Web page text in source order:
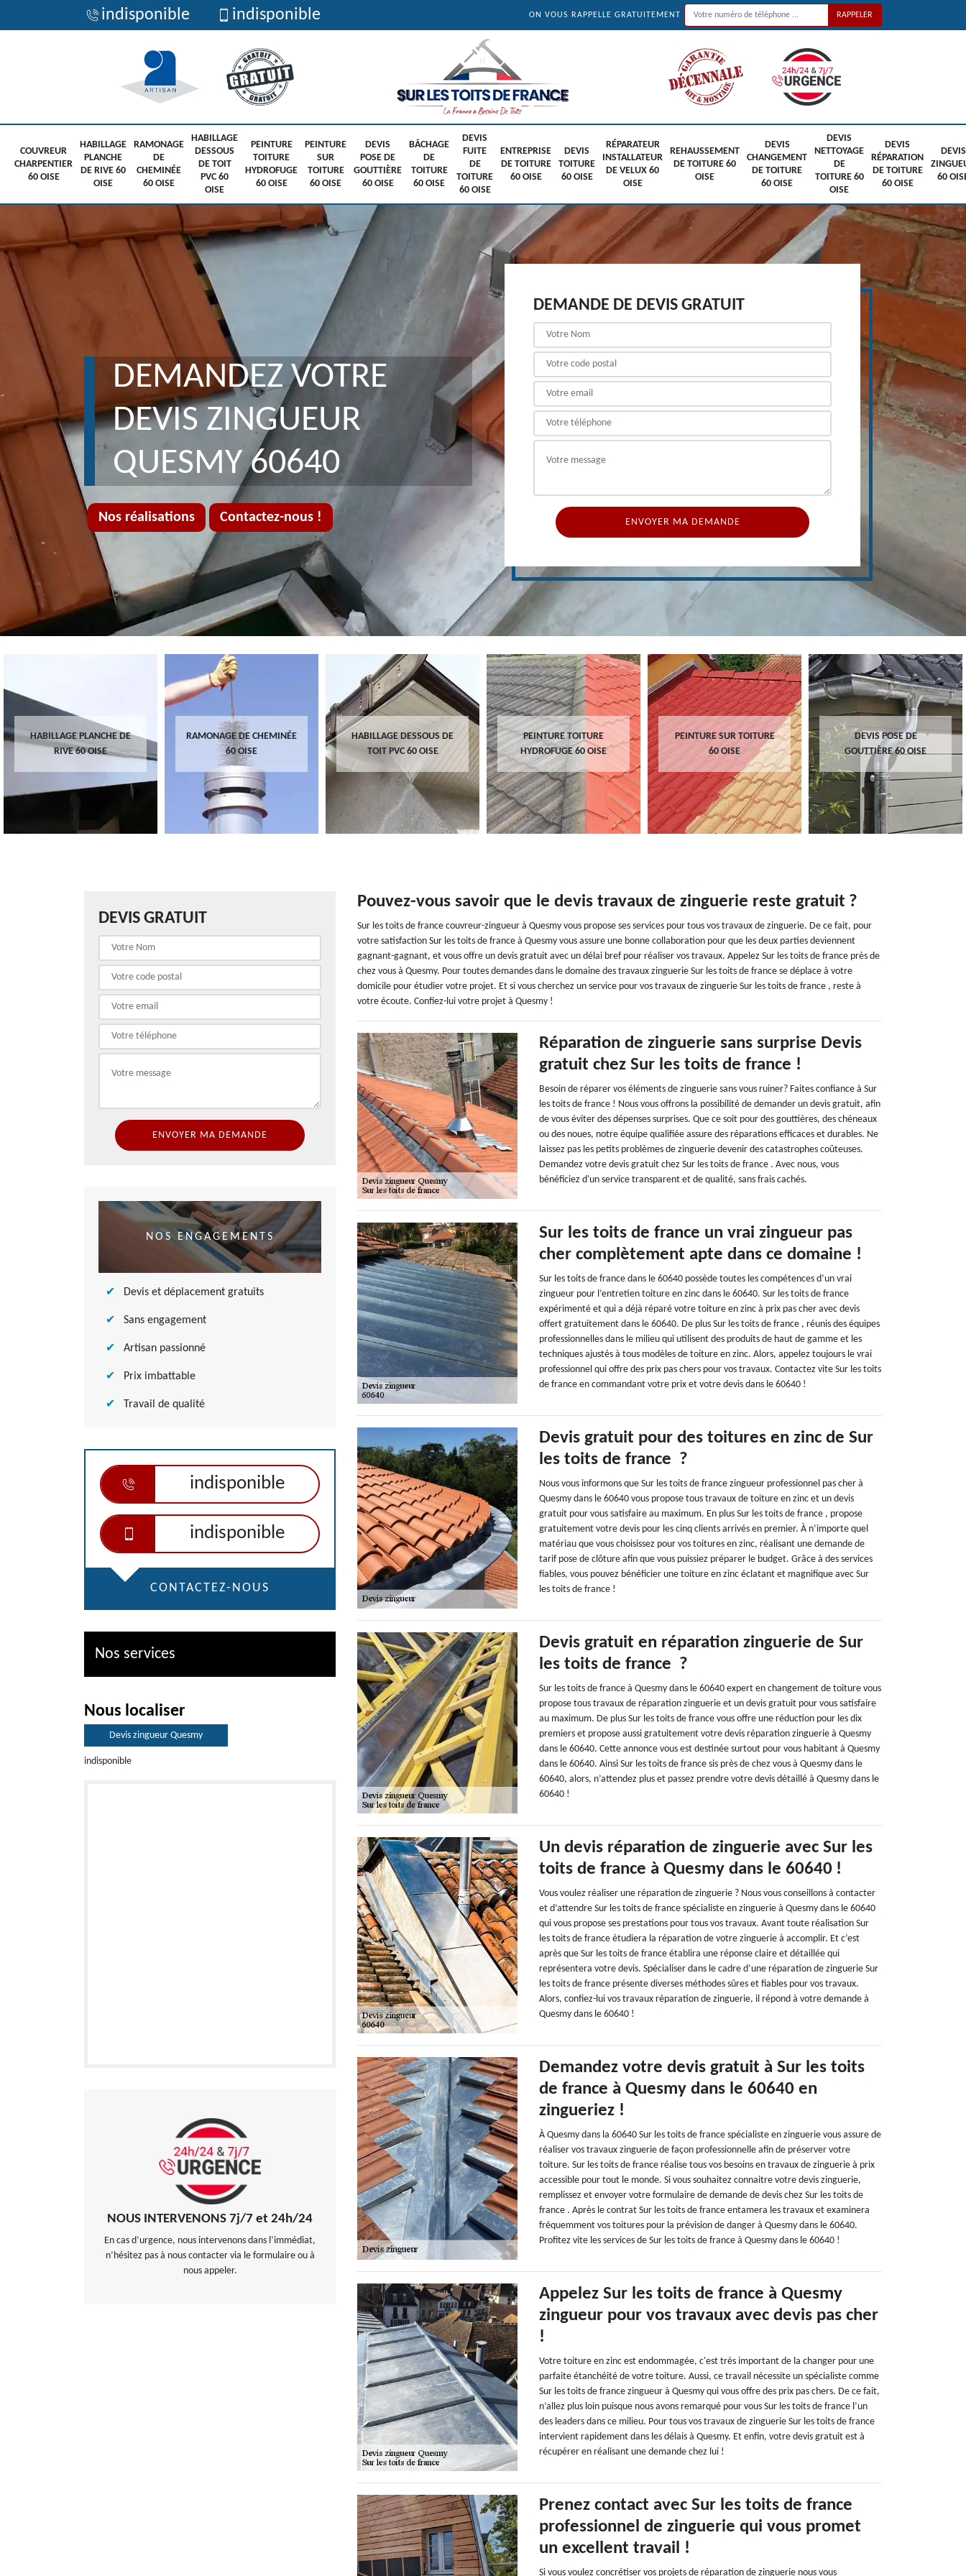
indisponible indisponible ON VOUS RAPPELLE GRATUITEMENT
COUVREUR
CHARPENTIER
60 OISE
HABILLAGE
PLANCHE
DE RIVE 60
OISE
RAMONAGE
DE
CHEMINÉE
60 OISE
HABILLAGE
DESSOUS
DE TOIT
PVC 60
OISE
PEINTURE
TOITURE
HYDROFUGE
60 OISE
PEINTURE
SUR
TOITURE
60 OISE
DEVIS
POSE DE
GOUTTIÈRE
60 OISE
BÂCHAGE
DE
TOITURE
60 OISE
DEVIS
FUITE
DE
TOITURE
60 OISE
ENTREPRISE
DE TOITURE
60 OISE
DEVIS
TOITURE
60 OISE
RÉPARATEUR
INSTALLATEUR
DE VELUX 60
OISE
REHAUSSEMENT
DE TOITURE 60
OISE
DEVIS
CHANGEMENT
DE TOITURE
60 OISE
DEVIS
NETTOYAGE
DE
TOITURE 60
OISE
DEVIS
RÉPARATION
DE TOITURE
60 OISE
DEVIS
60
Nos réalisations Contactez-nous !
DEMANDEZ VOTRE
DEVIS ZINGUEUR
QUESMY 60640
DEMANDE DE DEVIS GRATUIT
HABILLAGE PLANCHE DE
RIVE 60 OISE
RAMONAGE DE CHEMINÉE
60 OISE
HABILLAGE DESSOUS DE
TOIT PVC 60 OISE
PEINTURE TOITURE
HYDROFUGE 60 OISE
PEINTURE SUR TOITURE
60 OISE
DEVIS POSE DE
GOUTTIÈRE 60 OISE
DEVIS GRATUIT
NOS ENGAGEMENTS
Devis et déplacement gratuits
Sans engagement
Artisan passionné
Prix imbattable
Travail de qualité
indisponible
indisponible
CONTACTEZ-NOUS
Nos services
Nous localiser
Devis zingueur Quesmy
indisponible
NOUS INTERVENONS 7j/7 et 24h/24
En cas d’urgence, nous intervenons dans l’immédiat,
n’hésitez pas à nous contacter via le formulaire ou à
nous appeler.
Pouvez-vous savoir que le devis travaux de zinguerie reste gratuit ?
Sur les toits de france couvreur-zingueur à Quesmy vous propose ses services pour tous vos travaux de zinguerie. De ce fait, pour
votre satisfaction Sur les toits de france à Quesmy vous assure une bonne collaboration pour que les deux parties deviennent
gagnant-gagnant, et vous offre un devis gratuit avec un délai bref pour réaliser vos travaux. Appelez Sur les toits de france près de
chez vous à Quesmy. Pour toutes demandes dans le domaine des travaux zinguerie Sur les toits de france se déplace à votre
domicile pour étudier votre projet. Et si vous cherchez un service pour vos travaux de zinguerie Sur les toits de france , reste à
votre écoute. Confiez-lui votre projet à Quesmy !
Réparation de zinguerie sans surprise Devis
gratuit chez Sur les toits de france !
Besoin de réparer vos éléments de zinguerie sans vous ruiner? Faites confiance à Sur
les toits de france ! Nous vous offrons la possibilité de demander un devis gratuit, afin
de vous éviter des dépenses surprises. Que ce soit pour des gouttières, des chéneaux
ou des noues, notre équipe qualifiée assure des réparations efficaces et durables. Ne
laissez pas les petits problèmes de zinguerie devenir des catastrophes coûteuses.
Demandez votre devis gratuit chez Sur les toits de france . Avec nous, vous
bénéficiez d'un service transparent et de qualité, sans frais cachés.
Sur les toits de france un vrai zingueur pas
cher complètement apte dans ce domaine !
Sur les toits de france dans le 60640 possède toutes les compétences d’un vrai
zingueur pour l’entretien toiture en zinc dans le 60640. Sur les toits de france
expérimenté et qui a déjà réparé votre toiture en zinc à prix pas cher avec devis
offert gratuitement dans le 60640. De plus Sur les toits de france , réunis des équipes
professionnelles dans le milieu qui utilisent des produits de haut de gamme et les
techniques ajustés à tous modèles de toiture en zinc. Alors, appelez toujours le vrai
professionnel qui offre des prix pas chers pour vos travaux. Contactez vite Sur les toits
de france en commandant votre prix et votre devis dans le 60640 !
Devis gratuit pour des toitures en zinc de Sur
les toits de france ?
Nous vous informons que Sur les toits de france zingueur professionnel pas cher à
Quesmy dans le 60640 vous propose tous travaux de toiture en zinc et un devis
gratuit pour vous satisfaire au maximum. En plus Sur les toits de france , propose
gratuitement votre devis pour les cinq clients arrivés en premier. À n’importe quel
matériau que vous choisissez pour vos toitures en zinc, réalisant une demande de
tarif pose de clôture afin que vous puissiez préparer le budget. Grâce à des services
fiables, vous pouvez bénéficier une toiture en zinc éclatant et magnifique avec Sur
les toits de france !
Devis gratuit en réparation zinguerie de Sur
les toits de france ?
Sur les toits de france à Quesmy dans le 60640 expert en changement de toiture vous
propose tous travaux de réparation zinguerie et un devis gratuit pour vous satisfaire
au maximum. De plus Sur les toits de france vous offre une réduction pour les dix
premiers et propose aussi gratuitement votre devis réparation zinguerie à Quesmy
dans le 60640. Cette annonce vous est destinée surtout pour vous habitant à Quesmy
dans le 60640. Ainsi Sur les toits de france sis près de chez vous à Quesmy dans le
60640, alors, n’attendez plus et passez prendre votre devis détaillé à Quesmy dans le
60640 !
Un devis réparation de zinguerie avec Sur les
toits de france à Quesmy dans le 60640 !
Vous voulez réaliser une réparation de zinguerie ? Nous vous conseillons à contacter
et d’attendre Sur les toits de france spécialiste en zinguerie à Quesmy dans le 60640
qui vous propose ses prestations pour tous vos travaux. Avant toute réalisation Sur
les toits de france étudiera la réparation de votre zinguerie à accomplir. Et c’est
après que Sur les toits de france établira une réponse claire et détaillée qui
représentera votre devis. Spécialiser dans le cadre d’une réparation de zinguerie Sur
les toits de france présente diverses méthodes sûres et fiables pour vos travaux.
Alors, confiez-lui vos travaux réparation de zinguerie, il répond à votre demande à
Quesmy dans le 60640 !
Demandez votre devis gratuit à Sur les toits
de france à Quesmy dans le 60640 en
zingueriez !
À Quesmy dans la 60640 Sur les toits de france spécialiste en zinguerie vous assure de
réaliser vos travaux zinguerie de façon professionnelle afin de préserver votre
toiture. Sur les toits de france réalise tous vos besoins en travaux de zinguerie à prix
accessible pour tout le monde. Si vous souhaitez connaitre votre devis zinguerie,
remplissez et envoyer votre formulaire de demande de devis chez Sur les toits de
france . Après le contrat Sur les toits de france entamera les travaux et examinera
fréquemment vos toitures pour la prévision de danger à Quesmy dans le 60640.
Profitez vite les services de Sur les toits de france à Quesmy dans le 60640 !
Appelez Sur les toits de france à Quesmy
zingueur pour vos travaux avec devis pas cher
!
Votre toiture en zinc est endommagée, c'est très important de la changer pour une
parfaite étanchéité de votre toiture. Aussi, ce travail nécessite un spécialiste comme
Sur les toits de france zingueur à Quesmy qui vous offre des prix pas chers. De ce fait,
n’allez plus loin puisque nous avons remarqué pour vous Sur les toits de france l’un
des leaders dans ce milieu. Pour tous vos travaux de zinguerie Sur les toits de france
intervient rapidement dans les délais à Quesmy. Et enfin, votre devis gratuit est à
récupérer en réalisant une demande chez lui !
Prenez contact avec Sur les toits de france
professionnel de zinguerie qui vous promet
un excellent travail !
Si vous voulez concrétiser vos projets de réparation de zinguerie nous vous